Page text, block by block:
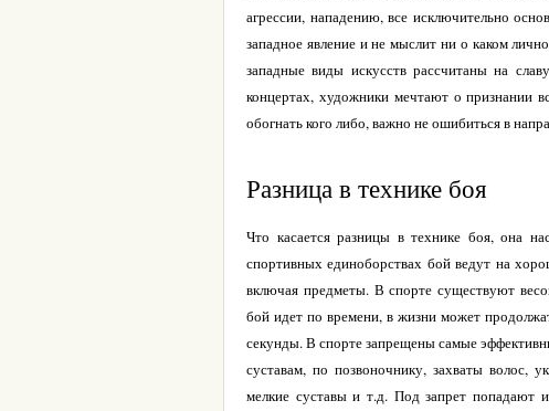
агрессии, нападению, все исключительно
западное явление и не мыслит ни о каком
западные виды искусств рассчитаны на
концертах, художники мечтают о признании
обогнать кого либо, важно не ошибиться в
Разница в технике боя
Что касается разницы в технике боя, она
спортивных единоборствах бой ведут на
включая предметы. В спорте существуют
бой идет по времени, в жизни может
секунды. В спорте запрещены самые
суставам, по позвоночнику, захваты волос,
мелкие суставы и т.д. Под запрет попадают